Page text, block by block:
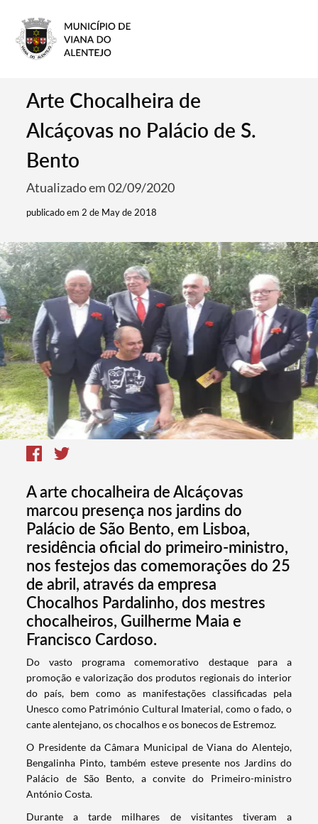
Arte Chocalheira de
Alcáçovas no Palácio de S.
Bento
Atualizado em 02/09/2020
publicado em 2 de May de 2018
A arte chocalheira de Alcáçovas
marcou presença nos jardins do
Palácio de São Bento, em Lisboa,
residência oficial do primeiro-ministro,
nos festejos das comemorações do 25
de abril, através da empresa
Chocalhos Pardalinho, dos mestres
chocalheiros, Guilherme Maia e
Francisco Cardoso.
​Do vasto programa comemorativo destaque para a
promoção e valorização dos produtos regionais do interior
do país, bem como as manifestações classificadas pela
Unesco como Património Cultural Imaterial, como o fado, o
cante alentejano, os chocalhos e os bonecos de Estremoz.
O Presidente da Câmara Municipal de Viana do Alentejo,
Bengalinha Pinto, também esteve presente nos Jardins do
Palácio de São Bento, a convite do Primeiro-ministro
António Costa.
Durante a tarde milhares de visitantes tiveram a